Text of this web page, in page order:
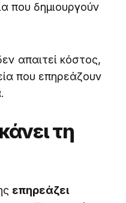
που δημιουργούν
απαιτεί κόστος,
που επηρεάζουν
τη
επηρεάζει